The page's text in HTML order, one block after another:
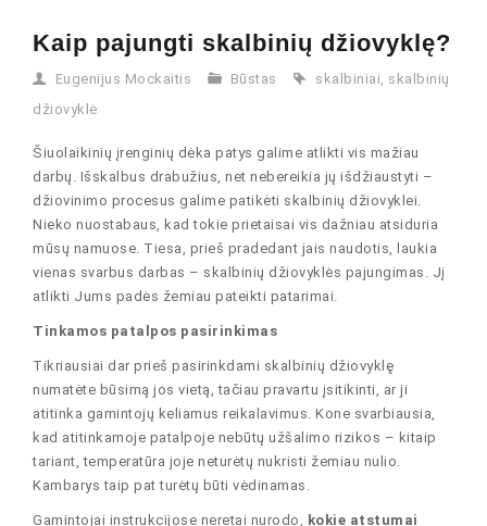
Kaip pajungti skalbinių džiovyklę?
Eugenijus Mockaitis Būstas skalbiniai skalbinių
džiovyklė
Šiuolaikinių įrenginių dėka patys galime atlikti vis mažiau
darbų. Išskalbus drabužius, net nebereikia jų išdžiaustyti –
džiovinimo procesus galime patikėti skalbinių džiovyklei.
Nieko nuostabaus, kad tokie prietaisai vis dažniau atsiduria
mūsų namuose. Tiesa, prieš pradedant jais naudotis, laukia
vienas svarbus darbas – skalbinių džiovyklės pajungimas. Jį
atlikti Jums padės žemiau pateikti patarimai.
Tinkamos patalpos pasirinkimas
Tikriausiai dar prieš pasirinkdami skalbinių džiovyklę
numatėte būsimą jos vietą, tačiau pravartu įsitikinti, ar ji
atitinka gamintojų keliamus reikalavimus. Kone svarbiausia,
kad atitinkamoje patalpoje nebūtų užšalimo rizikos – kitaip
tariant, temperatūra joje neturėtų nukristi žemiau nulio.
Kambarys taip pat turėtų būti vėdinamas.
Gamintojai instrukcijose neretai nurodo,
kokie atstumai